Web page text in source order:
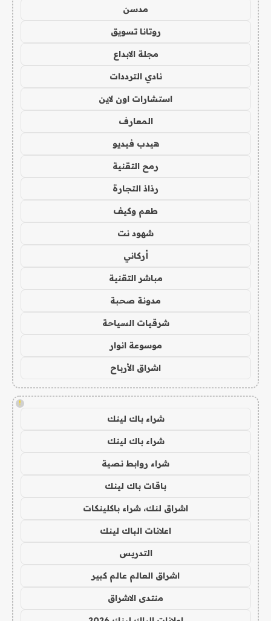
مدسن
روتانا تسويق
مجلة الابداع
نادي الترددات
استشارات اون لاين
المعارف
هيدب فيديو
رمح التقنية
رذاذ التجارة
طعم وكيف
شهود نت
أركاني
مباشر التقنية
مدونة صحبة
شرقيات السياحة
موسوعة انوار
اشراق الأرباح
!
شراء باك لينك
شراء باك لينك
شراء روابط نصية
باقات باك لينك
اشراق لنك، شراء باكلينكات
اعلانات الباك لينك
التدريس
اشراق العالم عالم كبير
منتدى الاشراق